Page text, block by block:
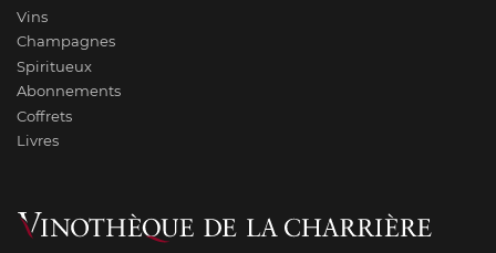
Vins
Champagnes
Spiritueux
Abonnements
Coffrets
Livres